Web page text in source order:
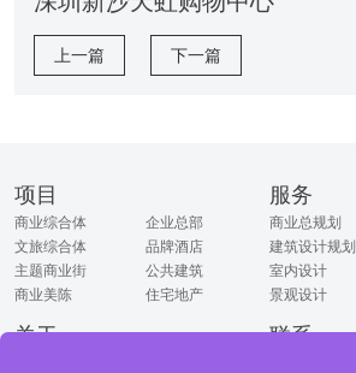
上一篇 下一篇
项目
商业综合体
文旅综合体
主题商业街
商业美陈
企业总部
品牌酒店
公共建筑
住宅地产
服务
商业总规划
建筑设计规划
室内设计
景观设计
关于 联系